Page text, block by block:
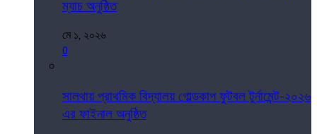
ম্যাচ অনুষ্ঠিত
মে ১, ২০২৬
0
সালথায় প্রাথমিক বিদ্যালয় গোল্ডকাপ ফুটবল টুর্নামেন্ট-২০২৬
এর ফাইনাল অনুষ্ঠিত